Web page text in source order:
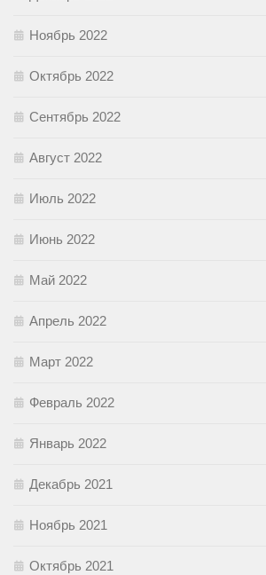
Ноябрь 2022
Октябрь 2022
Сентябрь 2022
Август 2022
Июль 2022
Июнь 2022
Май 2022
Апрель 2022
Март 2022
Февраль 2022
Январь 2022
Декабрь 2021
Ноябрь 2021
Октябрь 2021